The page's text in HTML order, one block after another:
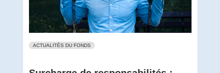
ACTUALITÉS DU FONDS